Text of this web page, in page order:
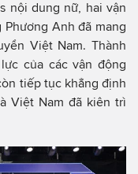
nội dung nữ, hai vận
Anh đã mang
Việt Nam. Thành
của các vận động
tiếp tục khẳng định
Việt Nam đã kiên trì